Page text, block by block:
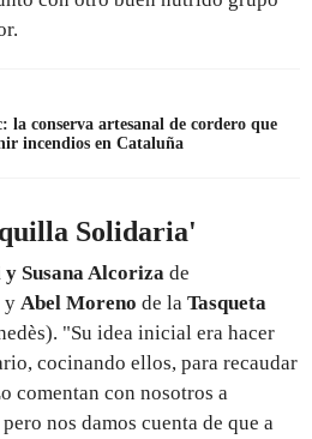
la conserva artesanal de cordero que
incendios en Cataluña
Solidaria'
Susana Alcoriza de
y Abel Moreno de la Tasqueta
"Su idea inicial era hacer
cocinando ellos, para recaudar
comentan con nosotros a
nos damos cuenta de que a